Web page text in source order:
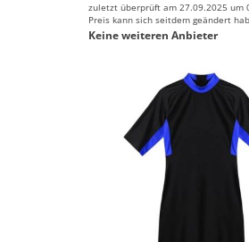
zuletzt überprüft am 27.09.2025 um
Preis kann sich seitdem geändert
Keine weiteren Anbieter